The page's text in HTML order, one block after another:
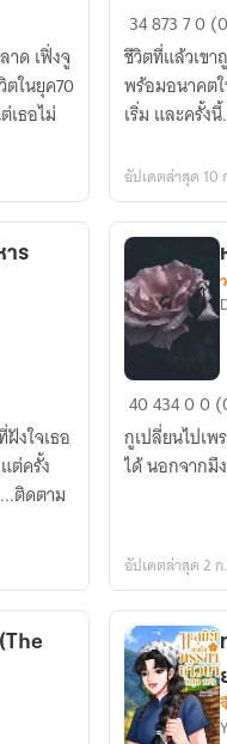
าด เฟิ่งจู
ตในยุค70
เธอไม่
เต
ชิ
นท์
กลับ
มา
34873 70
ชีวิตที่แล้วเข
พร้อมอนาคต
เริ่ม และครั้ง
อัปเดตล่าสุด 10
าร
งใจเธอ
ต่ครั้ง
ติดตาม
หนึ่ง
ใน(ใจ)วาริท
4043400
กูเปลี่ยนไปเพ
ได้ นอกจากมึ
อัปเดตล่าสุด 2